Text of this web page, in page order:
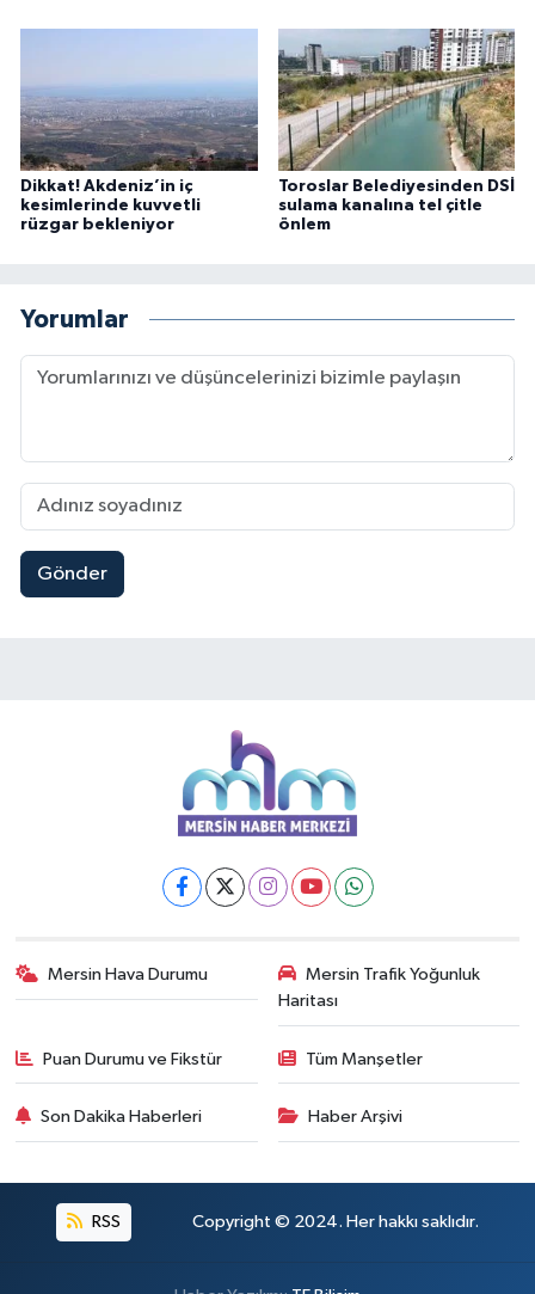
Dikkat! Akdeniz’in iç
kesimlerinde kuvvetli
rüzgar bekleniyor
Toroslar Belediyesinden DSİ
sulama kanalına tel çitle
önlem
Yorumlar
Gönder
Mersin Hava Durumu
Mersin Trafik Yoğunluk
Haritası
Puan Durumu ve Fikstür Tüm Manşetler
Son Dakika Haberleri Haber Arşivi
RSS Copyright © 2024. Her hakkı saklıdır.